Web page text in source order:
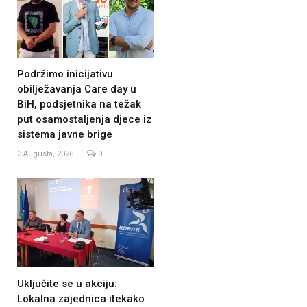
Podržimo inicijativu
obilježavanja Care day u
BiH, podsjetnika na težak
put osamostaljenja djece iz
sistema javne brige
3 Augusta, 2026 0
Uključite se u akciju:
Lokalna zajednica itekako